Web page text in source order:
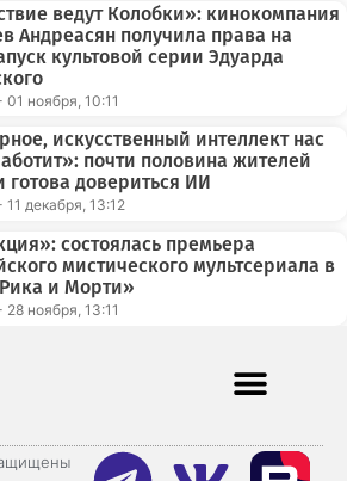
ведут Колобки»: кинокомпания
Андреасян получила права на
культовой серии Эдуарда
01 ноября, 10:11
искусственный интеллект нас
почти половина жителей
готова довериться ИИ
11 декабря, 13:12
состоялась премьера
мистического мультсериала в
и Морти»
28 ноября, 13:11